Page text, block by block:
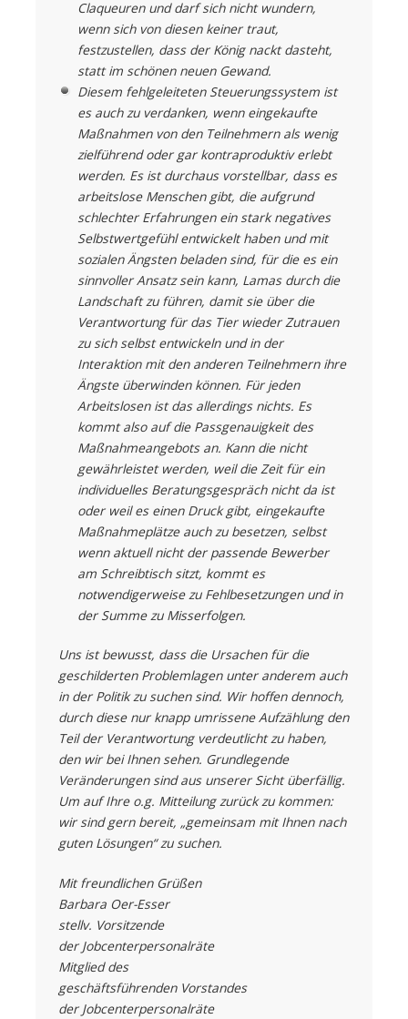
Claqueuren und darf sich nicht wundern,
wenn sich von diesen keiner traut,
festzustellen, dass der König nackt dasteht,
statt im schönen neuen Gewand.
Diesem fehlgeleiteten Steuerungssystem ist
es auch zu verdanken, wenn eingekaufte
Maßnahmen von den Teilnehmern als wenig
zielführend oder gar kontraproduktiv erlebt
werden. Es ist durchaus vorstellbar, dass es
arbeitslose Menschen gibt, die aufgrund
schlechter Erfahrungen ein stark negatives
Selbstwertgefühl entwickelt haben und mit
sozialen Ängsten beladen sind, für die es ein
sinnvoller Ansatz sein kann, Lamas durch die
Landschaft zu führen, damit sie über die
Verantwortung für das Tier wieder Zutrauen
zu sich selbst entwickeln und in der
Interaktion mit den anderen Teilnehmern ihre
Ängste überwinden können. Für jeden
Arbeitslosen ist das allerdings nichts. Es
kommt also auf die Passgenauigkeit des
Maßnahmeangebots an. Kann die nicht
gewährleistet werden, weil die Zeit für ein
individuelles Beratungsgespräch nicht da ist
oder weil es einen Druck gibt, eingekaufte
Maßnahmeplätze auch zu besetzen, selbst
wenn aktuell nicht der passende Bewerber
am Schreibtisch sitzt, kommt es
notwendigerweise zu Fehlbesetzungen und in
der Summe zu Misserfolgen.
Uns ist bewusst, dass die Ursachen für die
geschilderten Problemlagen unter anderem auch
in der Politik zu suchen sind. Wir hoffen dennoch,
durch diese nur knapp umrissene Aufzählung den
Teil der Verantwortung verdeutlicht zu haben,
den wir bei Ihnen sehen. Grundlegende
Veränderungen sind aus unserer Sicht überfällig.
Um auf Ihre o.g. Mitteilung zurück zu kommen:
wir sind gern bereit, „gemeinsam mit Ihnen nach
guten Lösungen“ zu suchen.
Mit freundlichen Grüßen
Barbara Oer-Esser
stellv. Vorsitzende
der Jobcenterpersonalräte
Mitglied des
geschäftsführenden Vorstandes
der Jobcenterpersonalräte